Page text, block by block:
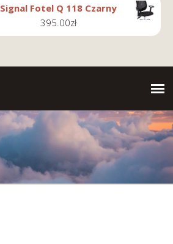
Signal Fotel Q 118 Czarny
395.00zł